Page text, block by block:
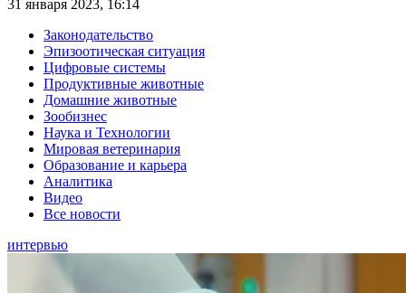
31 января 2023, 16:14
Законодательство
Эпизоотическая ситуация
Цифровые системы
Продуктивные животные
Домашние животные
Зообизнес
Наука и Технологии
Мировая ветеринария
Образование и карьера
Аналитика
Видео
Все новости
интервью